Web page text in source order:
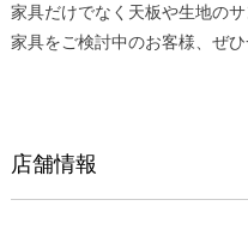
家具だけでなく天板や生地のサ
家具をご検討中のお客様、ぜひ
店舗情報